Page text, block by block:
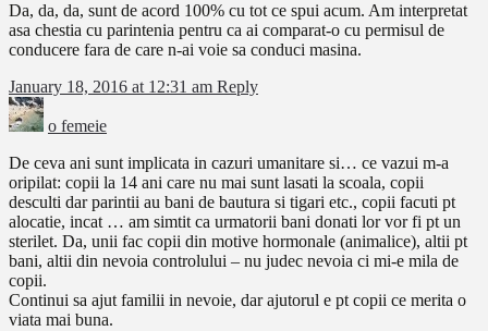
Da, da, da, sunt de acord 100% cu tot ce spui acum. Am interpretat
asa chestia cu parintenia pentru ca ai comparat-o cu permisul de
conducere fara de care n-ai voie sa conduci masina.
January 18, 2016 at 12:31 am Reply
o femeie
De ceva ani sunt implicata in cazuri umanitare si… ce vazui m-a
oripilat: copii la 14 ani care nu mai sunt lasati la scoala, copii
desculti dar parintii au bani de bautura si tigari etc., copii facuti pt
alocatie, incat … am simtit ca urmatorii bani donati lor vor fi pt un
sterilet. Da, unii fac copii din motive hormonale (animalice), altii pt
bani, altii din nevoia controlului – nu judec nevoia ci mi-e mila de
copii.
Continui sa ajut familii in nevoie, dar ajutorul e pt copii ce merita o
viata mai buna.